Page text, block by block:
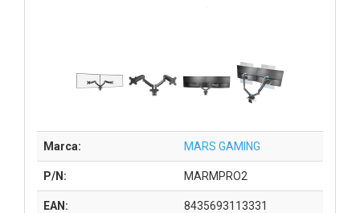
Marca: MARS GAMING
P/N: MARMPRO2
EAN: 8435693113331